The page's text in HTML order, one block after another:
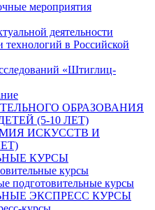
мероприятия
деятельности
технологий в Российской
«Штиглиц-
ОБРАЗОВАНИЯ
(5-10 ЛЕТ)
ИСКУССТВ И
КУРСЫ
курсы
подготовительные курсы
ЭКСПРЕСС КУРСЫ